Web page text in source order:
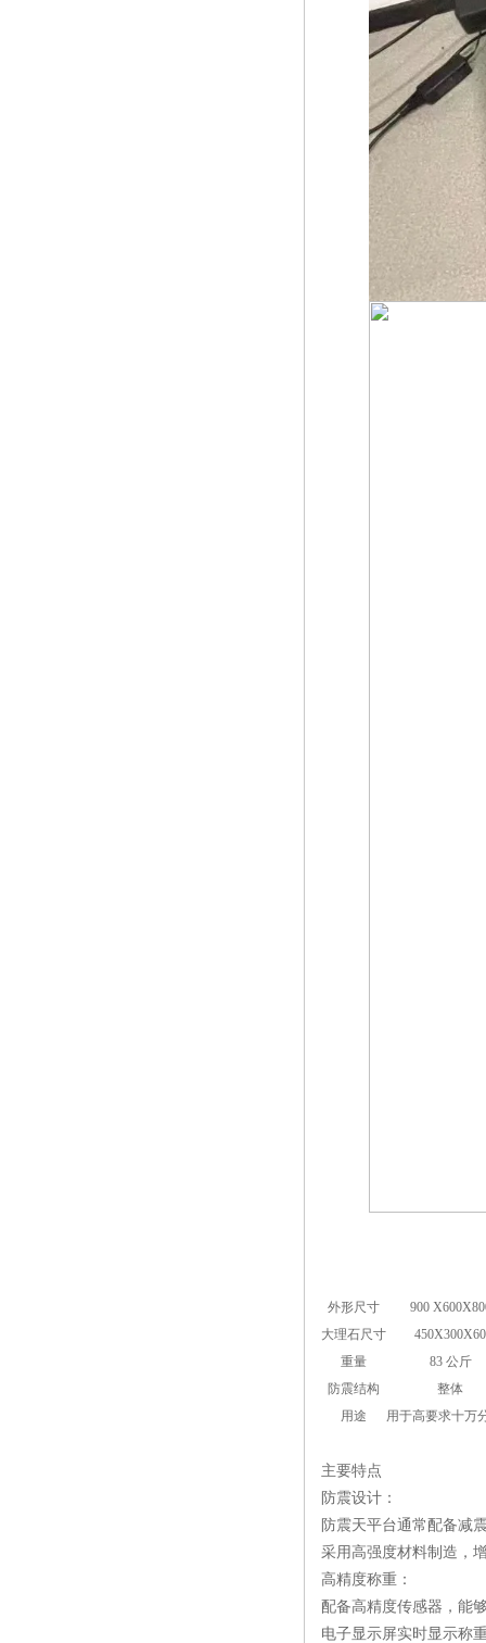
外形尺寸
900
大理石尺寸
450X300X60
重量
83 公斤
防震结构
整体
用途
用于高要求十万
主要特点
防震设计：
防震天平台通常配备减
采用高强度材料制造，
高精度称重：
配备高精度传感器，能
电子显示屏实时显示称